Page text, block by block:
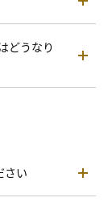
どうなり
さい